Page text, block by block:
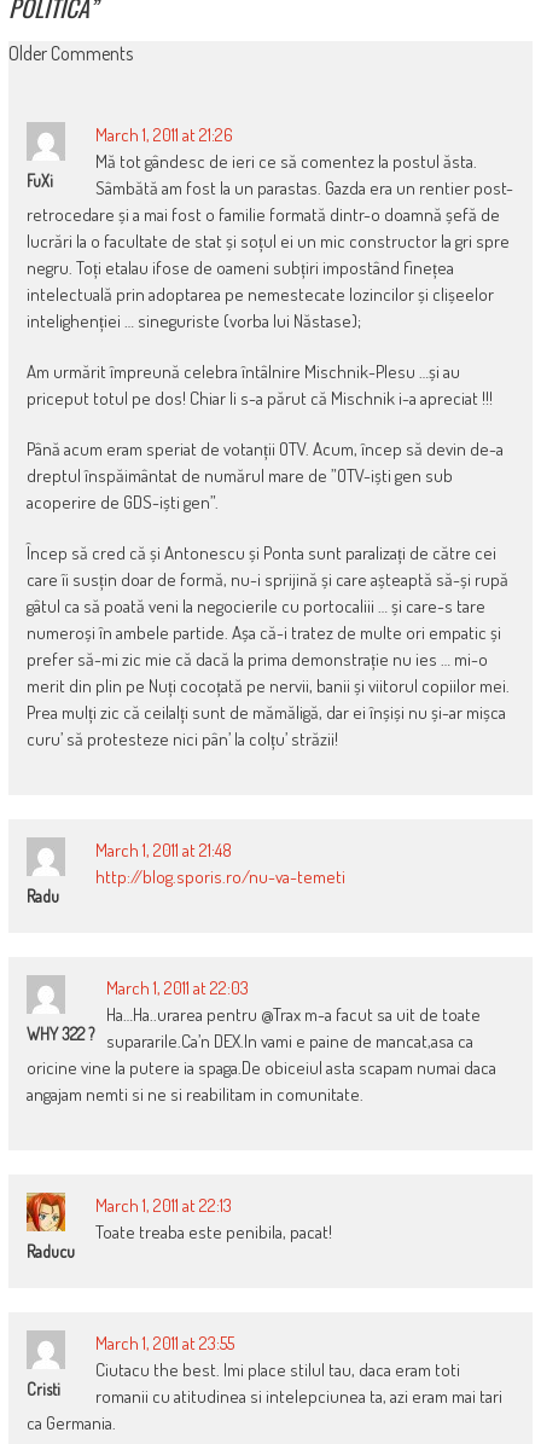
COMMENT
Older Comments
FuXi
March 1, 2011 at 21:26
Mă tot gândesc de ieri ce să comentez la postul ăsta.
Sâmbătă am fost la un parastas. Gazda era un rentier post-
retrocedare și a mai fost o familie formată dintr-o doamnă șefă de
lucrări la o facultate de stat și soțul ei un mic constructor la gri spre
negru. Toți etalau ifose de oameni subțiri impostând finețea
intelectuală prin adoptarea pe nemestecate lozincilor și clișeelor
intelighenției … sineguriste (vorba lui Năstase);
Am urmărit împreună celebra întâlnire Mischnik-Plesu …și au
priceput totul pe dos! Chiar li s-a părut că Mischnik i-a apreciat !!!
Până acum eram speriat de votanții OTV. Acum, încep să devin de-a
dreptul înspăimântat de numărul mare de ”OTV-iști gen sub
acoperire de GDS-iști gen”.
Încep să cred că și Antonescu și Ponta sunt paralizați de către cei
care îi susțin doar de formă, nu-i sprijină și care așteaptă să-și rupă
gâtul ca să poată veni la negocierile cu portocaliii … și care-s tare
numeroși în ambele partide. Așa că-i tratez de multe ori empatic și
prefer să-mi zic mie că dacă la prima demonstrație nu ies … mi-o
merit din plin pe Nuți cocoțată pe nervii, banii și viitorul copiilor mei.
Prea mulți zic că ceilalți sunt de mămăligă, dar ei înșiși nu și-ar mișca
curu’ să protesteze nici pân’ la colțu’ străzii!
Radu
March 1, 2011 at 21:48
http://blog.sporis.ro/nu-va-temeti
WHY 322 ?
March 1, 2011 at 22:03
Ha…Ha..urarea pentru @Trax m-a facut sa uit de toate
supararile.Ca’n DEX.In vami e paine de mancat,asa ca
oricine vine la putere ia spaga.De obiceiul asta scapam numai daca
angajam nemti si ne si reabilitam in comunitate.
Raducu
March 1, 2011 at 22:13
Toate treaba este penibila, pacat!
Cristi
March 1, 2011 at 23:55
Ciutacu the best. Imi place stilul tau, daca eram toti
romanii cu atitudinea si intelepciunea ta, azi eram mai tari
ca Germania.